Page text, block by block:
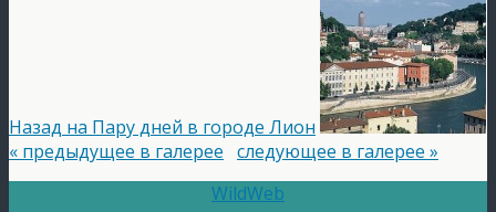
Назад на Пару дней в городе Лион
« предыдущее в галерее следующее в галерее »
WildWeb